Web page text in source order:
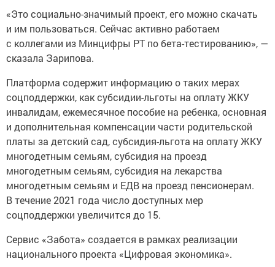
и им пользоваться. Сейчас активно работаем
с коллегами из Минцифры РТ по бета-тестированию», —
сказала Зарипова.
соцподдержки, как субсидии-льготы на оплату ЖКУ
инвалидам, ежемесячное пособие на ребенка, основная
и дополнительная компенсации части родительской
платы за детский сад, субсидия-льгота на оплату ЖКУ
многодетным семьям, субсидия на проезд
многодетным семьям, субсидия на лекарства
многодетным семьям и ЕДВ на проезд пенсионерам.
В течение 2021 года число доступных мер
соцподдержки увеличится до 15.
национального проекта «Цифровая экономика».